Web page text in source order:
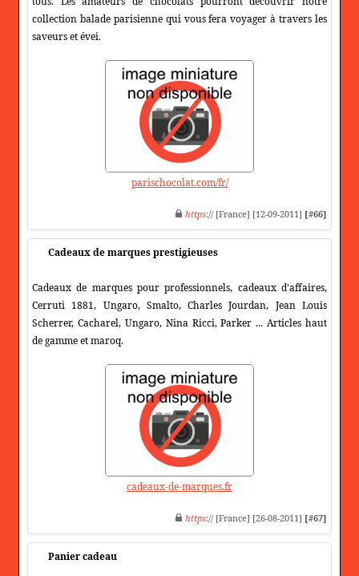
collection balade parisienne qui vous fera voyager à travers les
saveurs et évei.
parischocolat.com/fr/
https:// [France] [12-09-2011] [#66]
Cadeaux de marques prestigieuses
Cadeaux de marques pour professionnels, cadeaux d'affaires,
Cerruti 1881, Ungaro, Smalto, Charles Jourdan, Jean Louis
Scherrer, Cacharel, Ungaro, Nina Ricci, Parker ... Articles haut
de gamme et maroq.
cadeaux-de-marques.fr
https:// [France] [26-08-2011] [#67]
Panier cadeau